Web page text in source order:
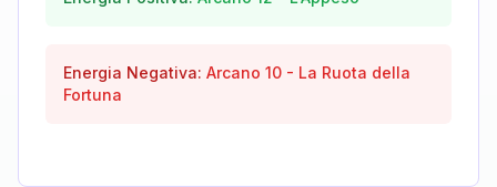
Energia Negativa: Arcano 10 - La Ruota della
Fortuna